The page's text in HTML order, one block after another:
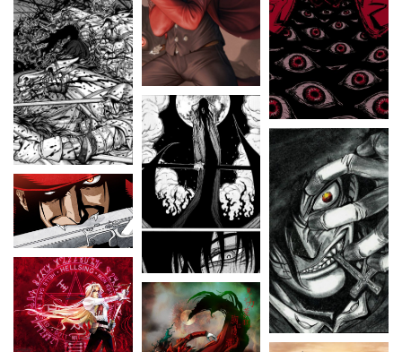
VINLAND SAGA
CATÉGORIE
CONTACT